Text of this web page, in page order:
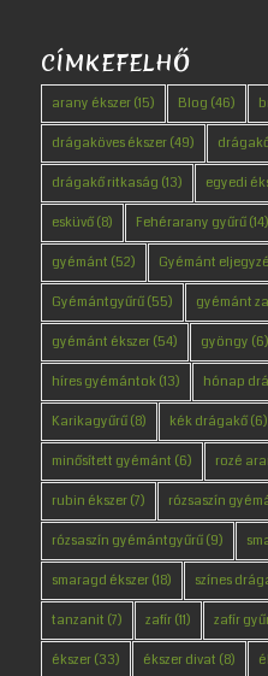
CÍMKEFELHŐ
arany ékszer(15) Blog (46)
drágaköves ékszer(49)
drágakő ritkaság (13) egyedi
esküvő(8) Fehérarany gyűrű(14)
gyémánt (52) Gyémánt
Gyémántgyűrű(55) gyémánt
gyémánt ékszer(54) gyöngy (6)
híres gyémántok(13) hónap
Karikagyűrű(8) kék drágakő(6)
minősített gyémánt (6) rozé
rubin ékszer(7) rózsaszín
rózsaszín gyémántgyűrű(9)
smaragd ékszer(18) színes
tanzanit (7) zafír(11) zafír
ékszer(33) ékszer divat (8)